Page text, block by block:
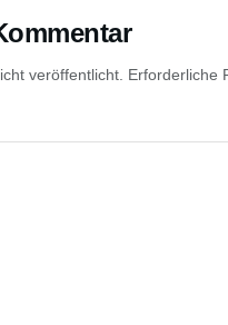
veröffentlicht. Erforderliche